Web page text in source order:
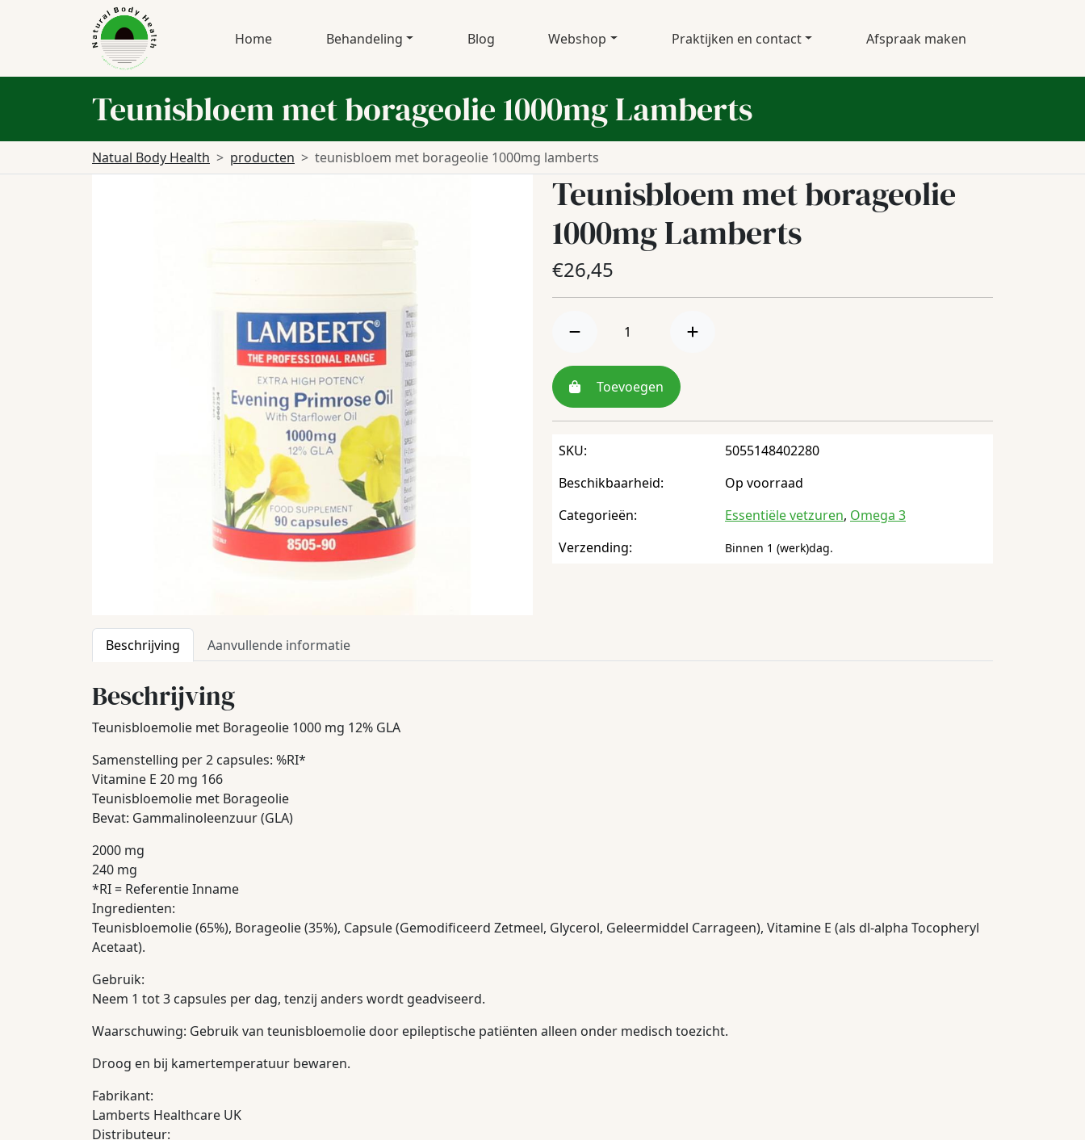
Home Behandeling Blog Webshop Praktijken en contact Afspraak maken
Teunisbloem met borageolie 1000mg Lamberts
Natual Body Health producten teunisbloem met borageolie 1000mg lamberts
Teunisbloem met borageolie
1000mg Lamberts
€26,45
Toevoegen
SKU:
5055148402280
Beschikbaarheid:
Op voorraad
Categorieën:
Essentiële vetzuren, Omega 3
Verzending:
Binnen 1 (werk)dag.
Beschrijving Aanvullende informatie
Beschrijving
Teunisbloemolie met Borageolie 1000 mg 12% GLA
Samenstelling per 2 capsules: %RI*
Vitamine E 20 mg 166
Teunisbloemolie met Borageolie
Bevat: Gammalinoleenzuur (GLA)
2000 mg
240 mg
*RI = Referentie Inname
Ingredienten:
Teunisbloemolie (65%), Borageolie (35%), Capsule (Gemodificeerd Zetmeel, Glycerol, Geleermiddel Carrageen), Vitamine E (als dl-alpha Tocopheryl
Acetaat).
Gebruik:
Neem 1 tot 3 capsules per dag, tenzij anders wordt geadviseerd.
Waarschuwing: Gebruik van teunisbloemolie door epileptische patiënten alleen onder medisch toezicht.
Droog en bij kamertemperatuur bewaren.
Fabrikant:
Lamberts Healthcare UK
Distributeur: